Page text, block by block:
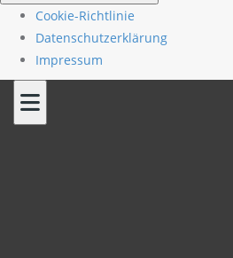
Cookie-Richtlinie
Datenschutzerklärung
Impressum